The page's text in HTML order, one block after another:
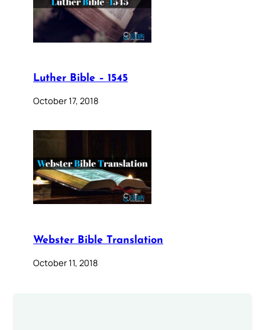
Luther Bible – 1545
October 17, 2018
Webster Bible Translation
October 11, 2018